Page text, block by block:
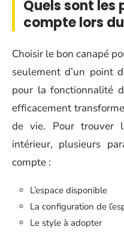
Quels sont les
compte lors
Choisir le bon canapé
seulement d’un point
pour la fonctionnalité
efficacement
de vie. Pour trouver
intérieur, plusieurs
compte :
L’espace disponible
La configuration de
Le style à adopter